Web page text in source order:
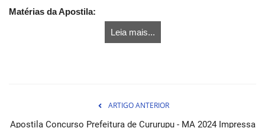
Matérias da Apostila:
Leia mais...
ARTIGO ANTERIOR
Apostila Concurso Prefeitura de Cururupu - MA 2024 Impressa